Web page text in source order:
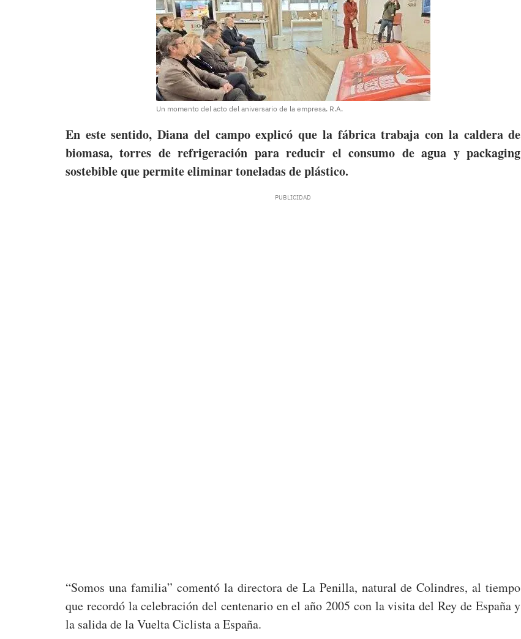
Un momento del acto del aniversario de la empresa. R.A.
En este sentido, Diana del campo explicó que la fábrica trabaja con la caldera de
biomasa, torres de refrigeración para reducir el consumo de agua y packaging
sostebible que permite eliminar toneladas de plástico.
“Somos una familia” comentó la directora de La Penilla, natural de Colindres, al tiempo
que recordó la celebración del centenario en el año 2005 con la visita del Rey de España y
la salida de la Vuelta Ciclista a España.